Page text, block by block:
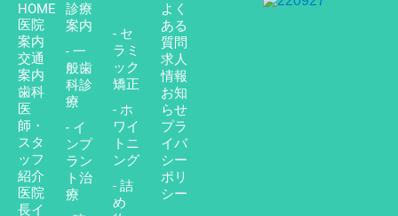
HOME
医院
案内
交通
案内
歯科
医
師・
スタ
ッフ
紹介
医院
長イ
診療
案内
- 一
般歯
科診
療
- イ
ンプ
ラン
ト治
療
- セ
ラミ
ック
矯正
- ホ
ワイ
トニ
ング
- 詰
め
よく
ある
質問
求人
情報
お知
らせ
プラ
イバ
シー
ポリ
シー